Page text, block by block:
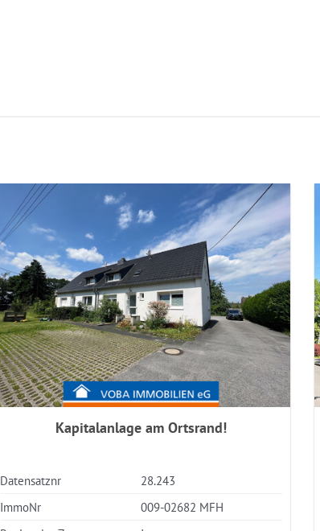
Kapitalanlage am Ortsrand!
Datensatznr
28.243
ImmoNr
009-02682 MFH